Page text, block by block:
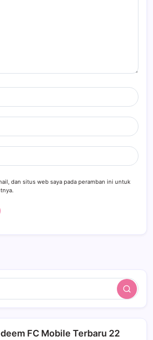
dan situs web saya pada peramban ini untuk
Search
FC Mobile Terbaru 22